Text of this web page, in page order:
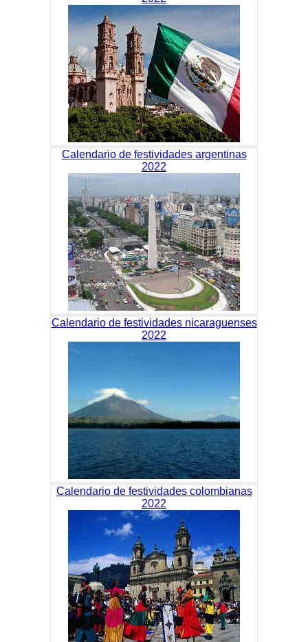
Calendario de festividades argentinas
2022
Calendario de festividades nicaraguenses
2022
Calendario de festividades colombianas
2022